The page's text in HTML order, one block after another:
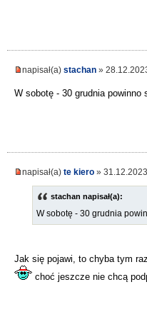
napisał(a) stachan »
W sobotę - 30 grudnia powinno
napisał(a) te kiero »
stachan napisał(a):
W sobotę - 30 grudnia
Jak się pojawi, to chyba tym
choć jeszcze nie chcą